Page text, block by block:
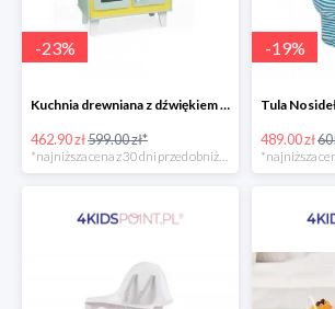
-23%
Kuchnia drewniana z dźwiękiem i z 7 akcesoriami Happy Day Janod
462.90 zł599.00 zł*
-19%
489.00 zł